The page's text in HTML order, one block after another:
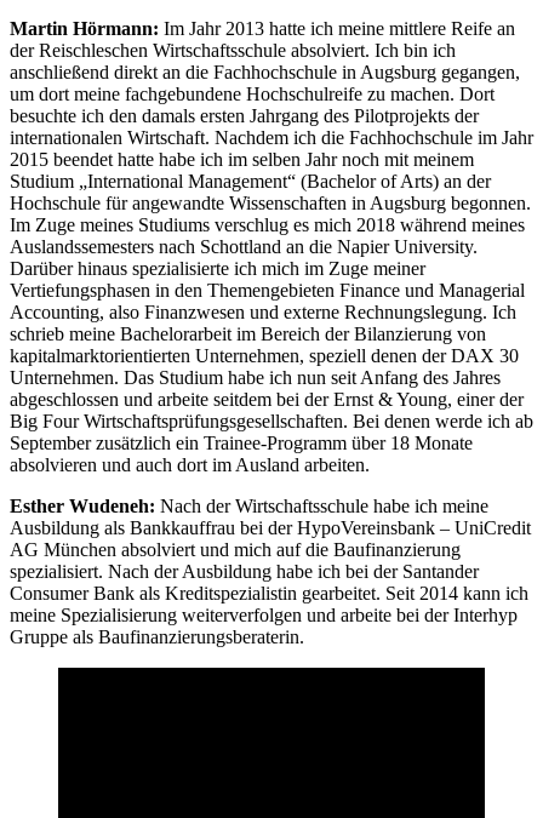
Martin Hörmann: Im Jahr 2013 hatte ich meine mittlere Reife an
der Reischleschen Wirtschaftsschule absolviert. Ich bin ich
anschließend direkt an die Fachhochschule in Augsburg gegangen,
um dort meine fachgebundene Hochschulreife zu machen. Dort
besuchte ich den damals ersten Jahrgang des Pilotprojekts der
internationalen Wirtschaft. Nachdem ich die Fachhochschule im Jahr
2015 beendet hatte habe ich im selben Jahr noch mit meinem
Studium „International Management“ (Bachelor of Arts) an der
Hochschule für angewandte Wissenschaften in Augsburg begonnen.
Im Zuge meines Studiums verschlug es mich 2018 während meines
Auslandssemesters nach Schottland an die Napier University.
Darüber hinaus spezialisierte ich mich im Zuge meiner
Vertiefungsphasen in den Themengebieten Finance und Managerial
Accounting, also Finanzwesen und externe Rechnungslegung. Ich
schrieb meine Bachelorarbeit im Bereich der Bilanzierung von
kapitalmarktorientierten Unternehmen, speziell denen der DAX 30
Unternehmen. Das Studium habe ich nun seit Anfang des Jahres
abgeschlossen und arbeite seitdem bei der Ernst & Young, einer der
Big Four Wirtschaftsprüfungsgesellschaften. Bei denen werde ich ab
September zusätzlich ein Trainee-Programm über 18 Monate
absolvieren und auch dort im Ausland arbeiten.
Esther Wudeneh: Nach der Wirtschaftsschule habe ich meine
Ausbildung als Bankkauffrau bei der HypoVereinsbank – UniCredit
AG München absolviert und mich auf die Baufinanzierung
spezialisiert. Nach der Ausbildung habe ich bei der Santander
Consumer Bank als Kreditspezialistin gearbeitet. Seit 2014 kann ich
meine Spezialisierung weiterverfolgen und arbeite bei der Interhyp
Gruppe als Baufinanzierungsberaterin.